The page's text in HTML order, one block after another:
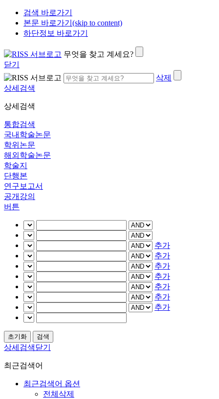
검색 바로가기
본문 바로가기(skip to content)
하단정보 바로가기
무엇을 찾고 계세요?
닫기
삭제
상세검색
상세검색
통합검색
국내학술논문
학위논문
해외학술논문
학술지
단행본
연구보고서
공개강의
버튼
추가
추가
추가
추가
추가
추가
추가
상세검색닫기
최근검색어
최근검색어 옵션
전체삭제